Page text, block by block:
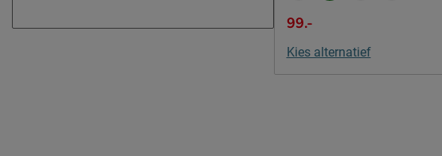
99.-
Kies alternatief